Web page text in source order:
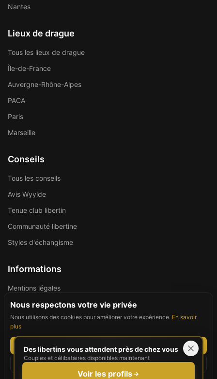
Nantes
Lieux de drague
Tous les lieux de drague
Île-de-France
Auvergne-Rhône-Alpes
PACA
Paris
Marseille
Conseils
Tous les conseils
Avis Wyylde
Tenue club libertin
Communauté libertine
Styles d'échangisme
Informations
Mentions légales
Politique de confidentialité
Contact
©2026For Good People. Tous droits réservés.
Site réservé aux personnes majeures (18+)
Nous respectons votre vie privée
Nous utilisons des cookies pour améliorer votre expérience. En savoir
plus
Tout accepter
Tout refuser
Des libertins vous attendent près de chez vous
Couples et célibataires disponibles maintenant
Voir les profils